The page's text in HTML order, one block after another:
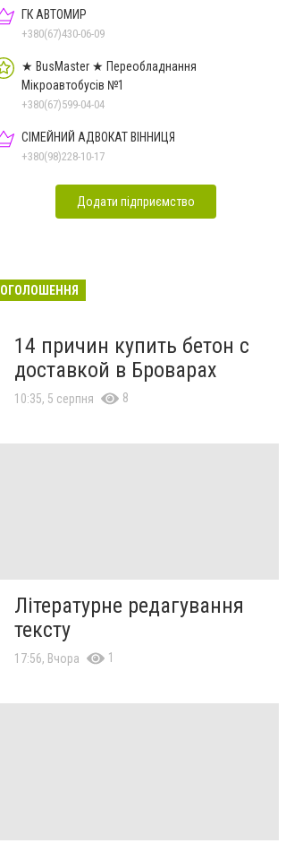
ГК АВТОМИР
+380(67)430-06-09
★ BusMaster ★ Переобладнання
Мікроавтобусів №1
+380(67)599-04-04
СІМЕЙНИЙ АДВОКАТ ВІННИЦЯ
+380(98)228-10-17
Додати підприємство
ОГОЛОШЕННЯ
14 причин купить бетон с
доставкой в Броварах
10:35, 5 серпня 8
Літературне редагування
тексту
17:56, Вчора 1